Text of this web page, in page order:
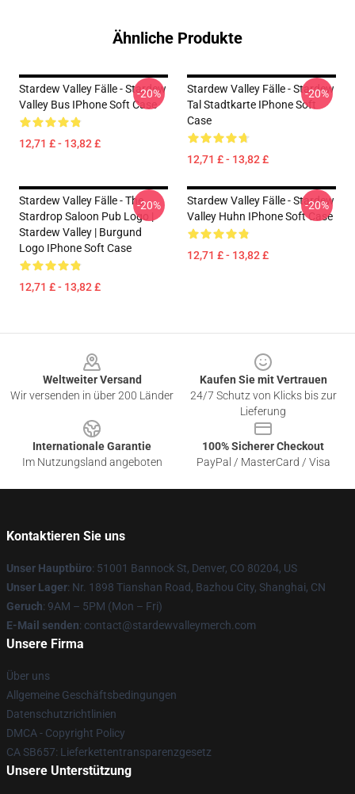
Ähnliche Produkte
Stardew Valley Fälle - Stardew
Valley Bus IPhone Soft Case
12,71 £ - 13,82 £
-20%
Stardew Valley Fälle - Stardew
Tal Stadtkarte IPhone Soft
Case
12,71 £ - 13,82 £
-20%
Stardew Valley Fälle - The
Stardrop Saloon Pub Logo |
Stardew Valley | Burgund
Logo IPhone Soft Case
12,71 £ - 13,82 £
-20%
Stardew Valley Fälle - Stardew
Valley Huhn IPhone Soft Case
12,71 £ - 13,82 £
-20%
Weltweiter Versand
Wir versenden in über 200 Länder
Kaufen Sie mit Vertrauen
24/7 Schutz von Klicks bis zur
Lieferung
Internationale Garantie
Im Nutzungsland angeboten
100% Sicherer Checkout
PayPal / MasterCard / Visa
Kontaktieren Sie uns
Unser Hauptbüro: 51001 Bannock St, Denver, CO 80204, US
Unser Lager: Nr. 1898 Tianshan Road, Bazhou City, Shanghai, CN
Geruch: 9AM – 5PM (Mon – Fri)
E-Mail senden: contact@stardewvalleymerch.com
Unsere Firma
Über uns
Allgemeine Geschäftsbedingungen
Datenschutzrichtlinien
DMCA - Copyright Policy
CA SB657: Lieferkettentransparenzgesetz
Unsere Unterstützung